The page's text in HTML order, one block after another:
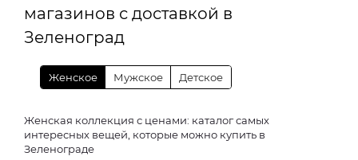
магазинов с доставкой в
Зеленоград
Женское Мужское Детское
Женская коллекция с ценами: каталог самых
интересных вещей, которые можно купить в
Зеленограде